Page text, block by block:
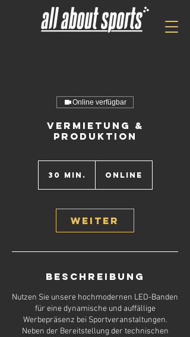
Online verfügbar
Vermietung &
Produktion
30 Min.
n
.
Online
Weiter
Beschreibung
Nutzen Sie unsere hochmodernen LED-Banden
für eine dynamische und auffällige
Werbepräsenz bei Sportveranstaltungen.
Neben der Bereitstellung der technischen